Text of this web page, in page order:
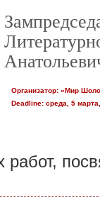
Организатор:«Мир
Deadline:среда, 5
работ,